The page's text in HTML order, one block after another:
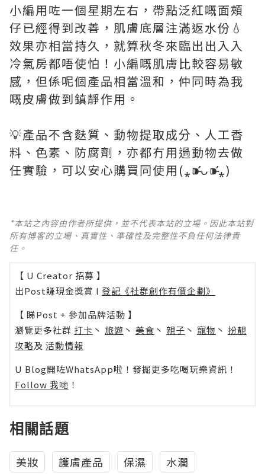
小編用咗一個星期左右，帶點泛紅嘅面頰
仔已經得到改善，肌膚底層注滿返水份💧
效果亦相當持久，就算秋冬來臨出出入入
冷氣房都唔使怕！小編嘅肌膚比較容易敏
感，但係呢個產品相當溫和，仲同時為我
嘅皮膚做到鎮靜作用。
💡產品不含麩質、動物提取成分、人工香
料、色素、防腐劑，亦都冇用過動物去做
任實驗，可以安心購買同使用(⁎⁍̴̛ᴗ⁍̴̛⁎)
*本站之內容由作者所提供，並不代表本站的立場。因此本站對
所有博客的立場、真實性、準確性及完整性不負任何法律責
任。
【 U Creator 招募 】
出Post賺現金獎賞 l 登記《社群創作有價企劃》
【 睇Post + 參加品牌活動 】
瀏覽更多社群 打卡 丶 旅遊 丶 美食 丶 親子 丶 寵物 丶 扮靚
攻略及 活動情報
U Blog開咗WhatsApp啦！發掘更多吃喝玩樂資訊！
Follow 我哋 ！
相關話題
美妝 護膚產品 保濕
水潤